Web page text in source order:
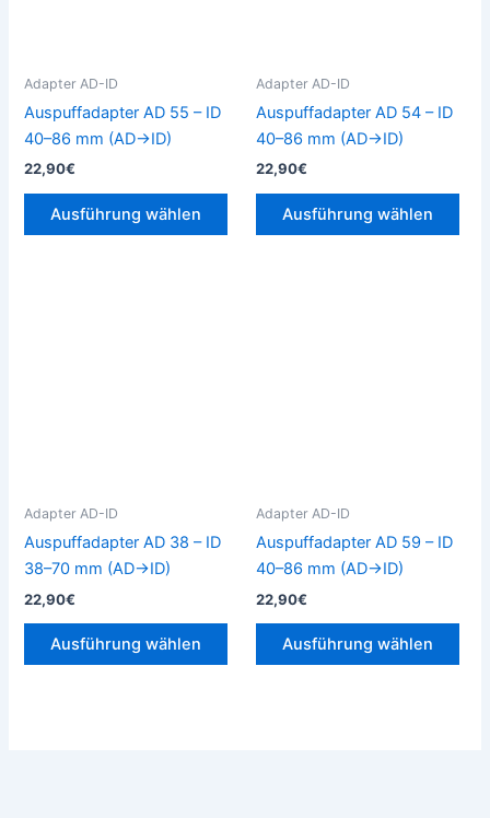
Adapter AD-ID
Auspuffadapter AD 55 – ID
40–86 mm (AD→ID)
22,90€
Ausführung wählen
können
gewählt
Adapter AD-ID
Auspuffadapter AD 54 – ID
40–86 mm (AD→ID)
22,90€
Ausführung wählen
Adapter AD-ID
Auspuffadapter AD 38 – ID
38–70 mm (AD→ID)
22,90€
Ausführung wählen
können
gewählt
Adapter AD-ID
Auspuffadapter AD 59 – ID
40–86 mm (AD→ID)
22,90€
Ausführung wählen